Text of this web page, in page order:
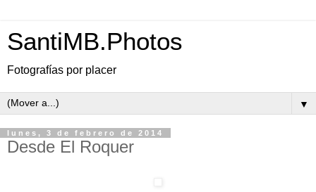
SantiMB.Photos
Fotografías por placer
▼
lunes, 3 de febrero de 2014
Desde El Roquer